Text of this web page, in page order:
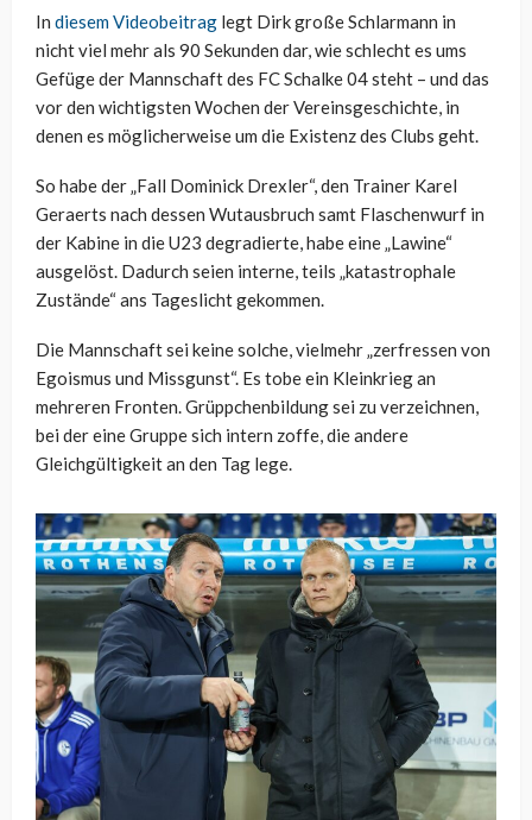
In diesem Videobeitrag legt Dirk große Schlarmann in
nicht viel mehr als 90 Sekunden dar, wie schlecht es ums
Gefüge der Mannschaft des FC Schalke 04 steht – und das
vor den wichtigsten Wochen der Vereinsgeschichte, in
denen es möglicherweise um die Existenz des Clubs geht.
So habe der „Fall Dominick Drexler“, den Trainer Karel
Geraerts nach dessen Wutausbruch samt Flaschenwurf in
der Kabine in die U23 degradierte, habe eine „Lawine“
ausgelöst. Dadurch seien interne, teils „katastrophale
Zustände“ ans Tageslicht gekommen.
Die Mannschaft sei keine solche, vielmehr „zerfressen von
Egoismus und Missgunst“. Es tobe ein Kleinkrieg an
mehreren Fronten. Grüppchenbildung sei zu verzeichnen,
bei der eine Gruppe sich intern zoffe, die andere
Gleichgültigkeit an den Tag lege.